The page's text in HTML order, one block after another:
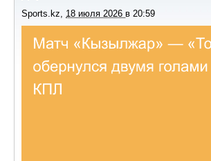
Sports.kz 18 июля 2026 в 20:59